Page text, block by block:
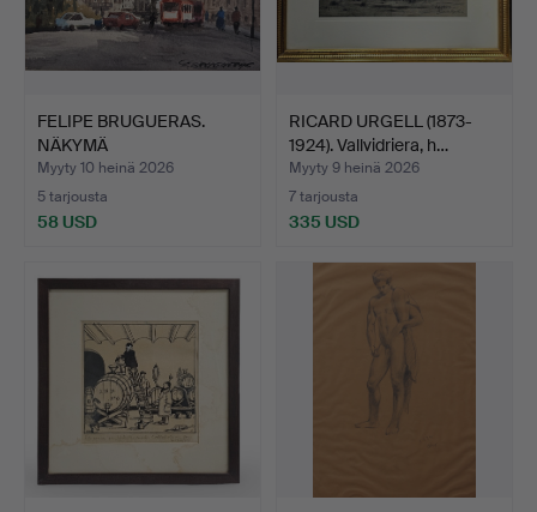
FELIPE BRUGUERAS.
NÄKYMÄ
KOLUMBUKSESTA, BA…
Myyty 10 heinä 2026
5 tarjousta
58 USD
RICARD URGELL (1873-
1924). Vallvidriera, h…
Myyty 9 heinä 2026
7 tarjousta
335 USD